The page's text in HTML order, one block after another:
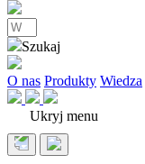
Szukaj
O nas Produkty Wiedza
Ukryj menu